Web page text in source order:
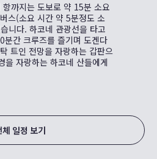
까지는 도보로 약 15분 소요
스(소요 시간 약 5분정도 소
니다. 하코네 관광선을 타고
분간 크루즈를 즐기며 도겐다
트인 전망을 자랑하는 갑판으
을 자랑하는 하코네 산들에게
체 일정 보기